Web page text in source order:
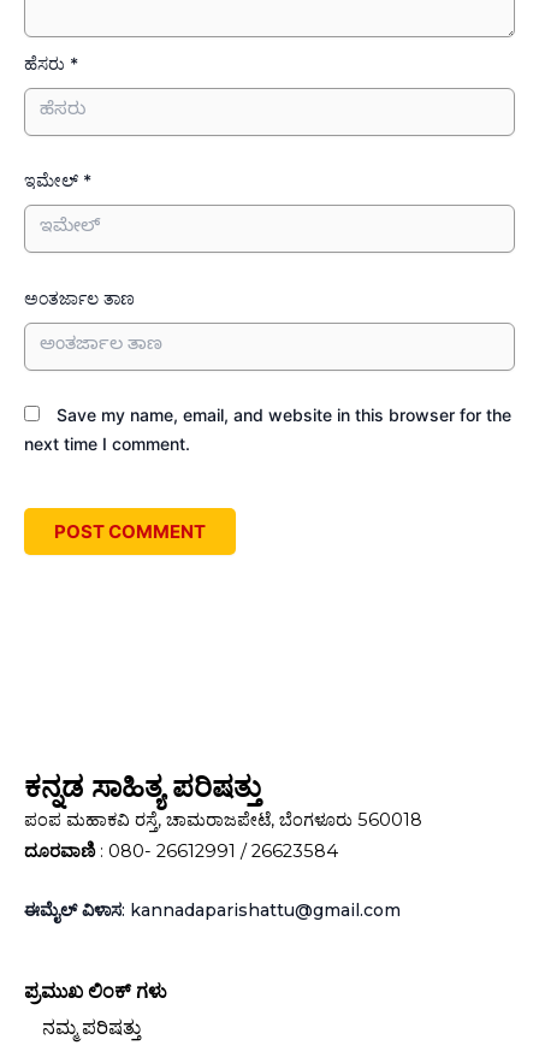
ಹೆಸರು *
ಇಮೇಲ್ *
ಅಂತರ್ಜಾಲ ತಾಣ
Save my name, email, and website in this browser for the
next time I comment.
ಕನ್ನಡ ಸಾಹಿತ್ಯ ಪರಿಷತ್ತು
ಪಂಪ ಮಹಾಕವಿ ರಸ್ತೆ, ಚಾಮರಾಜಪೇಟೆ, ಬೆಂಗಳೂರು 560018
ದೂರವಾಣಿ: 080- 26612991 / 26623584
ಈಮೈಲ್ ವಿಳಾಸ: kannadaparishattu@gmail.com
ಪ್ರಮುಖ ಲಿಂಕ್‌ ಗಳು
ನಮ್ಮ ಪರಿಷತ್ತು